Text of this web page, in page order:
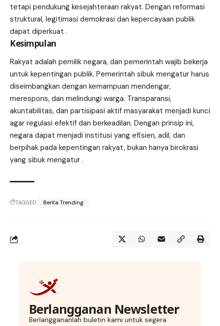
tetapi pendukung kesejahteraan rakyat. Dengan reformasi
struktural, legitimasi demokrasi dan kepercayaan publik
dapat diperkuat .
Kesimpulan
Rakyat adalah pemilik negara, dan pemerintah wajib bekerja
untuk kepentingan publik. Pemerintah sibuk mengatur harus
diseimbangkan dengan kemampuan mendengar,
merespons, dan melindungi warga. Transparansi,
akuntabilitas, dan partisipasi aktif masyarakat menjadi kunci
agar regulasi efektif dan berkeadilan. Dengan prinsip ini,
negara dapat menjadi institusi yang efisien, adil, dan
berpihak pada kepentingan rakyat, bukan hanya birokrasi
yang sibuk mengatur .
TAGGED: Berita Trending
Berlangganan Newsletter
Berlanggananlah buletin kami untuk segera